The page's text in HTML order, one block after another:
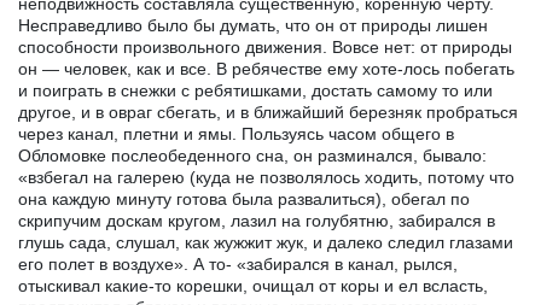
Несправедливо было бы думать, что он от природы лишен
способности произвольного движения. Вовсе нет: от природы
он — человек, как и все. В ребячестве ему хоте-лось побегать
и поиграть в снежки с ребятишками, достать самому то или
другое, и в овраг сбегать, и в ближайший березняк пробраться
через канал, плетни и ямы. Пользуясь часом общего в
Обломовке послеобеденного сна, он разминался, бывало:
«взбегал на галерею (куда не позволялось ходить, потому что
она каждую минуту готова была развалиться), обегал по
скрипучим доскам кругом, лазил на голубятню, забирался в
глушь сада, слушал, как жужжит жук, и далеко следил глазами
его полет в воздухе». А то- «забирался в канал, рылся,
отыскивал какие-то корешки, очищал от коры и ел всласть,